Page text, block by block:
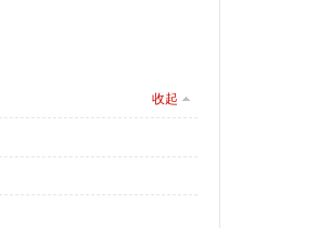
收起